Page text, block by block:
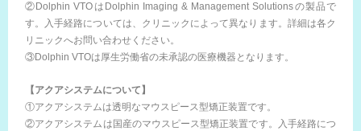
②Dolphin VTOはDolphin Imaging & Management Solutionsの製品で
す。入手経路については、クリニックによって異なります。詳細は各ク
リニックへお問い合わせください。
③Dolphin VTOは厚生労働省の未承認の医療機器となります。
【アクアシステムについて】
①アクアシステムは透明なマウスピース型矯正装置です。
②アクアシステムは国産のマウスピース型矯正装置です。入手経路につ